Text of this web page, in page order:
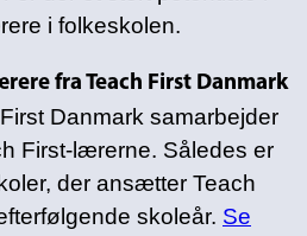
i folkeskolen.
fra Teach First Danmark
Danmark samarbejder
First-lærerne. Således er
der ansætter Teach
skoleår. Se